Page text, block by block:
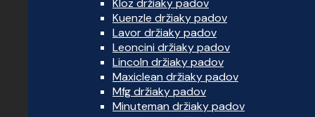
Kloz držiaky padov
Kuenzle držiaky padov
Lavor držiaky padov
Leoncini držiaky padov
Lincoln držiaky padov
Maxiclean držiaky padov
Mfg držiaky padov
Minuteman držiaky padov